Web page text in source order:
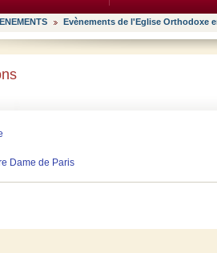
Evènements de l'Eglise Orthodoxe
Dame de Paris